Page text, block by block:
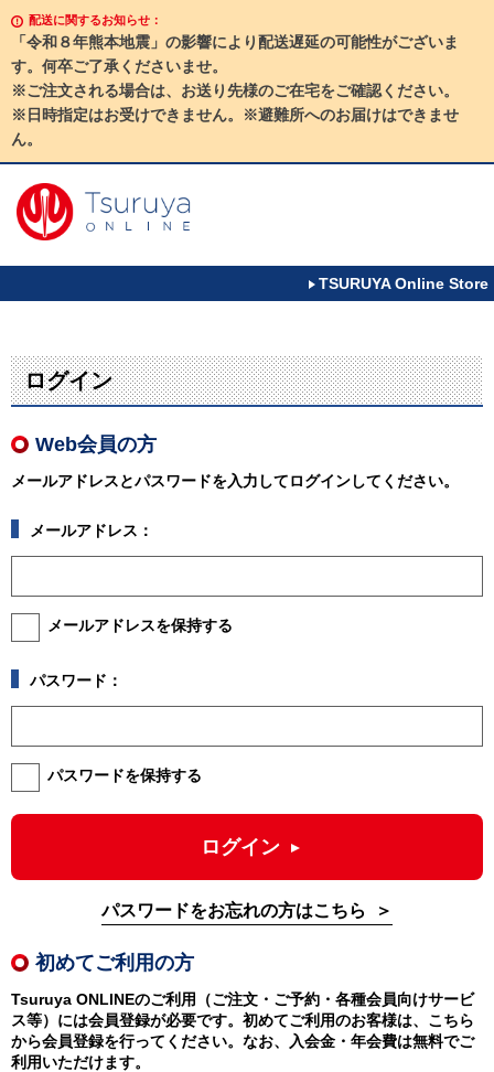
配送に関するお知らせ：
「令和８年熊本地震」の影響により配送遅延の可能性がございま
す。何卒ご了承くださいませ。
※ご注文される場合は、お送り先様のご在宅をご確認ください。
※日時指定はお受けできません。※避難所へのお届けはできませ
ん。
TSURUYA Online Store
ログイン
Web会員の方
メールアドレスとパスワードを入力してログインしてください。
メールアドレス：
メールアドレスを保持する
パスワード：
パスワードを保持する
ログイン
パスワードをお忘れの方はこちら
初めてご利用の方
Tsuruya ONLINEのご利用（ご注文・ご予約・各種会員向けサービ
ス等）には会員登録が必要です。初めてご利用のお客様は、こちら
から会員登録を行ってください。なお、入会金・年会費は無料でご
利用いただけます。